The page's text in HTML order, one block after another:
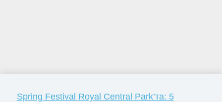
Spring Festival Royal Central Park’та: 5